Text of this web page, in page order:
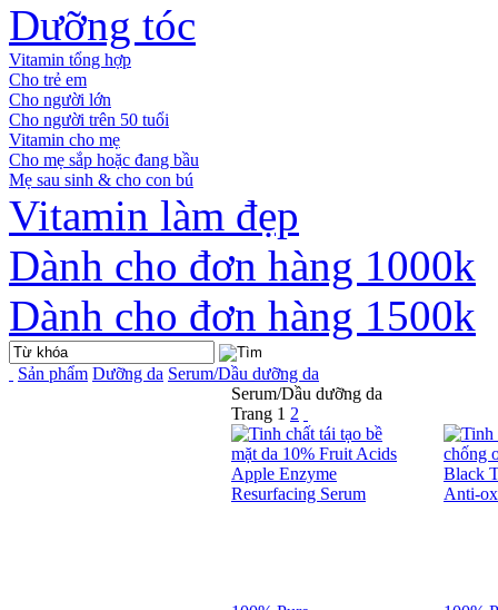
Dưỡng tóc
Vitamin tổng hợp
Cho trẻ em
Cho người lớn
Cho người trên 50 tuổi
Vitamin cho mẹ
Cho mẹ sắp hoặc đang bầu
Mẹ sau sinh & cho con bú
Vitamin làm đẹp
Dành cho đơn hàng 1000k
Dành cho đơn hàng 1500k
Sản phẩm Dưỡng da Serum/Dầu dưỡng da
Serum/Dầu dưỡng da
Trang 1 2